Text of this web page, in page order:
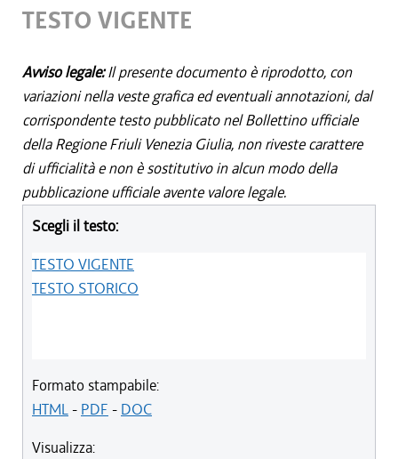
TESTO VIGENTE
Avviso legale:Il presente documento è riprodotto, con
variazioni nella veste grafica ed eventuali annotazioni, dal
corrispondente testo pubblicato nel Bollettino ufficiale
della Regione Friuli Venezia Giulia, non riveste carattere
di ufficialità e non è sostitutivo in alcun modo della
pubblicazione ufficiale avente valore legale.
Scegli il testo:
TESTO VIGENTE
TESTO STORICO
Formato stampabile:
HTML- PDF - DOC
Visualizza: